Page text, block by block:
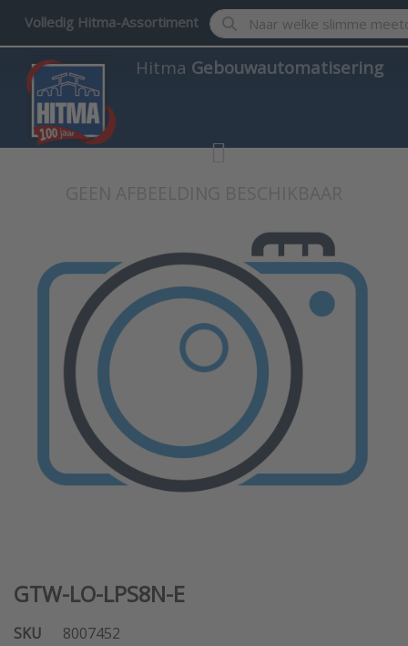
Volledig Hitma-Assortiment Enter a search term.
Hitma Gebouwautomatisering
GTW-LO-LPS8N-E
SKU
8007452